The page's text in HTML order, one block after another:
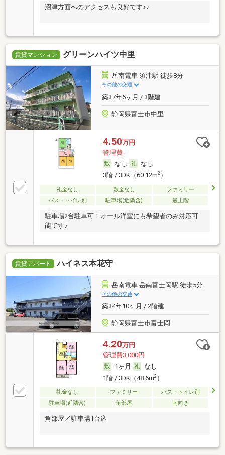
沼津方面へのアクセスも良好です♪♪
賃貸マンション グリーンハイツ中里
岳南電車 須津駅 徒歩8分
その他の交通
築37年6ヶ月 / 3階建
静岡県富士市中里
4.50万円
管理費-
なし
なし
3階 / 3DK（60.12m2）
礼金なし 敷金なし
ファミリー
バス・トイレ別
駐車場(近隣含) 最上階
駐車場2台駐車可！オール洋室にも希望者のみ対応可
能です♪
賃貸アパート ハイネス本花守
岳南電車 岳南富士岡駅 徒歩5分
その他の交通
築34年10ヶ月 / 2階建
静岡県富士市富士岡
4.20万円
管理費3,000円
1ヶ月
なし
1階 / 3DK（48.6m2）
礼金なし ファミリー
バス・トイレ別
駐車場(近隣含)
角部屋 南向き
角部屋／駐車場1台込